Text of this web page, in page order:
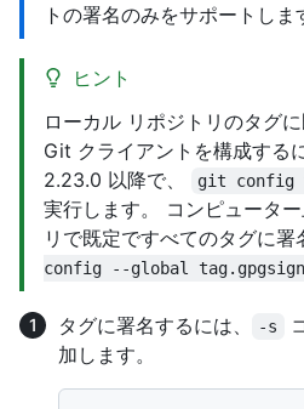
トの署名のみをサポートしま
ヒント
ローカル リポジトリのタグ
Git クライアントを構成する
2.23.0 以降で、
git config
実行します。 コンピュータ
リで既定ですべてのタグに署
config --global
タグに署名するには、 -s
加します。